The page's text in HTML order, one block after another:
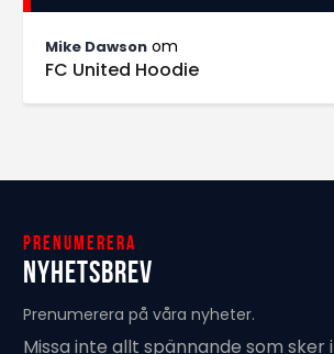
Mike Dawson om
FC United Hoodie
Prenumerera
Nyhetsbrev
Prenumerera på våra nyheter.
Missa inte allt spännande som sker i